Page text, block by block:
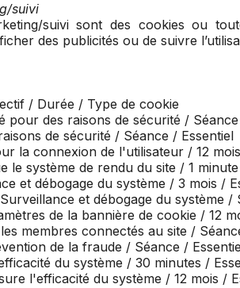
suivi
suivi sont des cookies ou
des publicités ou de suivre
/ Durée / Type de cookie
pour des raisons de sécurité /
de sécurité / Séance / Essentiel
la connexion de l'utilisateur / 12
le système de rendu du site / 1
et débogage du système / 3 mois /
Surveillance et débogage du système /
de la bannière de cookie / 12
membres connectés au site /
de la fraude / Séance /
du système / 30 minutes /
l'efficacité du système / 12 mois /